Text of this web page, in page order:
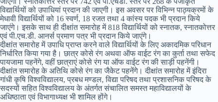
विद्यार्थियों को उपाधियां प्रदान की जाएगी। इस अवसर पर विभिन्न पाठ्यक्रमों के
मेधावी विद्यार्थियों को 16 स्वर्ण, 18 रजत तथा 4 कांस्य पदक भी प्रदान किये
जाएंगे। इसके साथ ही दीक्षांत समारोह में 818 विद्यार्थियों को स्नातक, स्नातकोत्तर
एवं पी.एच.डी. आनर्स प्रमाण पत्र भी प्रदान किये जाएंगे।
दीक्षांत समारोह में उपाधि प्राप्त करने वाले विद्यार्थियों के लिए अकादमिक परिधान
निर्धारित किया गया है। छात्र कोसे रंग अथवा ऑफ वाईट रंग का कुर्ता तथा सफेद
पायजामा पहनेंगे, वहीं छात्राएं कोसे रंग या ऑफ वाईट रंग की साड़ी पहनेंगी।
दीक्षांत समारोह के अतिथि कोसे रंग का जैकेट पहनेंगे। दीक्षांत समारोह में इंदिरा
गांधी कृषि विश्वविद्यालय, प्रबध मण्डल, विद्या परिषद तथा प्रशासनिक परिषद के
सदस्यों सहित विश्वविद्यालय के अंतर्गत संचालित समस्त महाविद्यालयों के
अधिष्ठाता एवं विभागाध्यक्ष भी शामिल होंगे।